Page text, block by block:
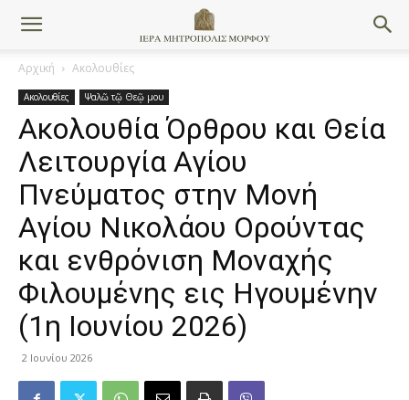
Αρχική Ακολουθίες
Ακολουθίες Ψαλῶ τῷ Θεῷ μου
Aκολουθία Όρθρου και Θεία
Λειτουργία Αγίου
Πνεύματος στην Μονή
Αγίου Νικολάου Ορούντας
και ενθρόνιση Μοναχής
Φιλουμένης εις Ηγουμένην
(1η Ιουνίου 2026)
2 Ιουνίου 2026